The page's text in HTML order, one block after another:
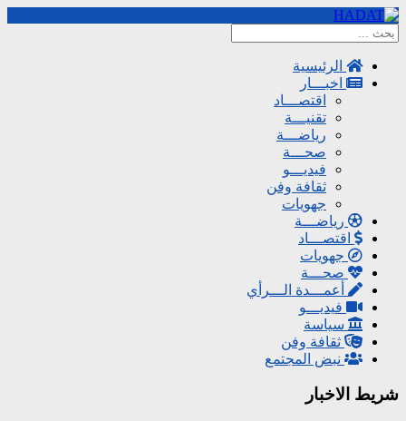
الرئيسية
اخبـــار
اقتصـــاد
تقنيـــة
رياضـــة
صحـــة
فيديـــو
ثقافة وفن
جهويات
رياضـــة
اقتصـــاد
جهويات
صحـــة
أعمـــدة الـــرأي
فيديـــو
سياسة
ثقافة وفن
نبض المجتمع
شريط الاخبار